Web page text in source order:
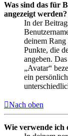
Was sind das für
angezeigt werden?
In der
deinem
Punkte, die
angeben.
„Avatar“
ein
Nach oben
Wie verwende ich